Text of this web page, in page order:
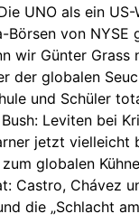
UNO als ein
Börsen von NYSE
wir Günter Grass
der globalen
und Schüler
Leviten bei
jetzt vielleicht
globalen
Castro, Chávez
die „Schlacht